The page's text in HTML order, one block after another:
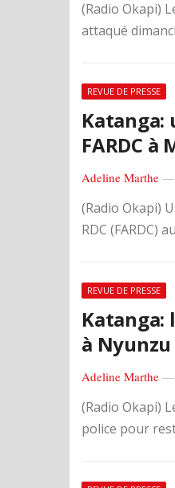
(Radio Okapi)
attaqué
REVUE DE PRESSE
Katanga:
FARDC à
Adeline Marthe —
(Radio Okapi)
RDC (FARDC)
REVUE DE PRESSE
à Nyunzu
Adeline Marthe —
(Radio Okapi)
police pour